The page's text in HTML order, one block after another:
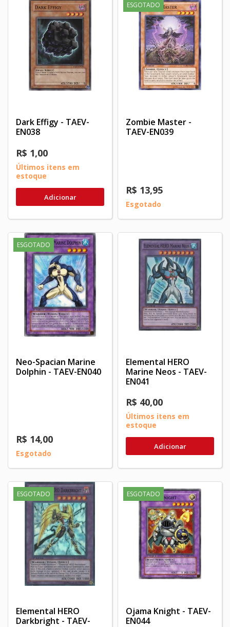
Dark Effigy - TAEV-
EN038
R$ 1,00
Últimos itens em
estoque
Adicionar
ESGOTADO
Zombie Master -
TAEV-EN039
R$ 13,95
Esgotado
ESGOTADO
Neo-Spacian Marine
Dolphin - TAEV-EN040
R$ 14,00
Esgotado
Elemental HERO
Marine Neos - TAEV-
EN041
R$ 40,00
Últimos itens em
estoque
Adicionar
ESGOTADO
Elemental HERO
Darkbright - TAEV-
ESGOTADO
Ojama Knight - TAEV-
EN044